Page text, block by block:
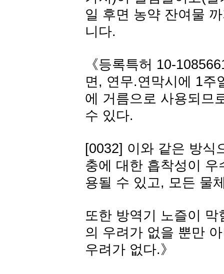
일 후면 농약 잔여물
니다.
《등록특허 10-
면, 연무.연막시에 1주
에 거름으로 사용되므
수 있다.
[0032] 이와 같은 방식
충에 대한 흡착성이
용될 수 있고, 모든 물
또한 방역기 노즐이
의 우려가 없을 뿐만
우려가 없다.》